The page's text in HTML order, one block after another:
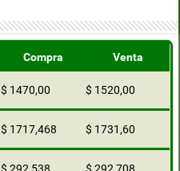
Compra Venta
$ 1470,00 $ 1520,00
$ 1717,468 $ 1731,60